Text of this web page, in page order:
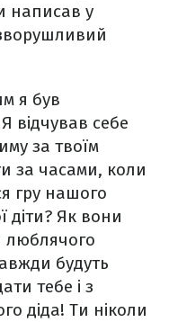
написав у
я був
відчував себе
за твоїм
за часами, коли
гру нашого
діти? Як вони
люблячого
будуть
тебе і з
діда! Ти ніколи